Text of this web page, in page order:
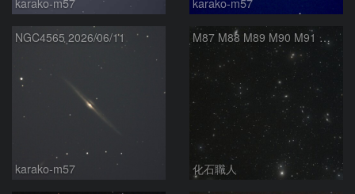
NGC4565 2026/06/11
karako-m57
M87 M88 M89 M90 M91 マルカリアンの銀河鎖 おとめ座 かみのけ座
化石職人